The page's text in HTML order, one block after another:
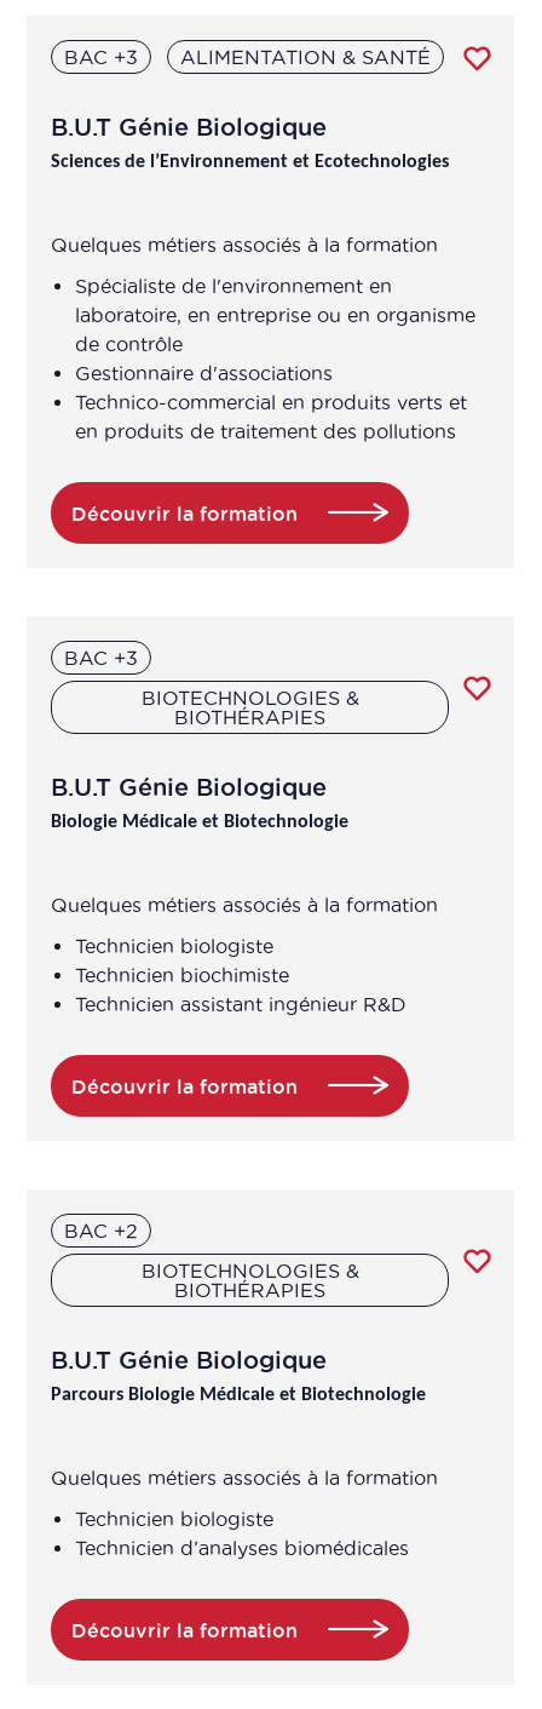
BAC +3 ALIMENTATION & SANTÉ
B.U.T Génie Biologique
Sciences de l’Environnement et Ecotechnologies
Quelques métiers associés à la formation
Spécialiste de l'environnement en
laboratoire, en entreprise ou en organisme
de contrôle
Gestionnaire d'associations
Technico-commercial en produits verts et
en produits de traitement des pollutions
Découvrir la formation
BAC +3
BIOTECHNOLOGIES &
BIOTHÉRAPIES
B.U.T Génie Biologique
Biologie Médicale et Biotechnologie
Quelques métiers associés à la formation
Technicien biologiste
Technicien biochimiste
Technicien assistant ingénieur R&D
Découvrir la formation
BAC +2
BIOTECHNOLOGIES &
BIOTHÉRAPIES
B.U.T Génie Biologique
Parcours Biologie Médicale et Biotechnologie
Quelques métiers associés à la formation
Technicien biologiste
Technicien d’analyses biomédicales
Découvrir la formation